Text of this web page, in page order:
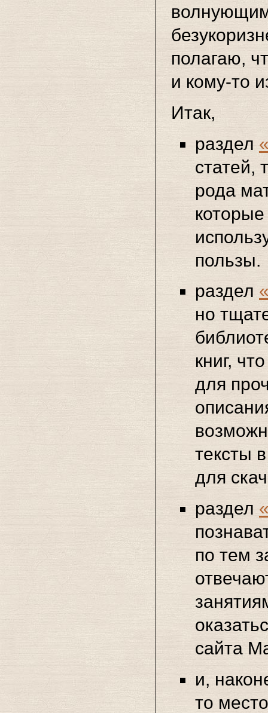
полагаю,
и кому-то
Итак,
раздел
статей,
рода
пользы.
раздел
но
книг,
для
тексты
для
раздел
по тем
сайта
и,
то